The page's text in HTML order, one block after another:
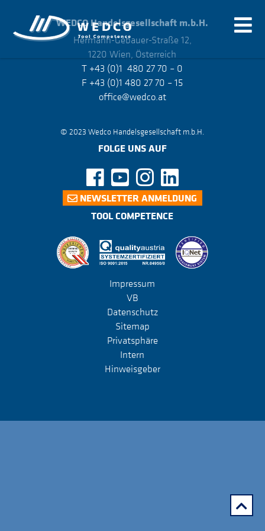
WEDCOHandelsgesellschaft m.b.H.
Hermann-Gebauer-Straße 12,
1220 Wien, Österreich
T +43 (0)1 480 27 70 – 0
F +43 (0)1 480 27 70 – 15
office@wedco.at
© 2023 Wedco Handelsgesellschaft m.b.H.
FOLGE UNS AUF
NEWSLETTER ANMELDUNG
TOOL COMPETENCE
Impressum
VB
Datenschutz
Sitemap
Privatsphäre
Intern
Hinweisgeber